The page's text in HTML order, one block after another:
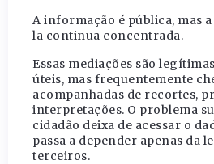
A informação é pública, mas
la continua concentrada.
Essas mediações são
úteis, mas frequentemente
acompanhadas de recortes,
interpretações. O problema
cidadão deixa de acessar o
passa a depender apenas da
terceiros.